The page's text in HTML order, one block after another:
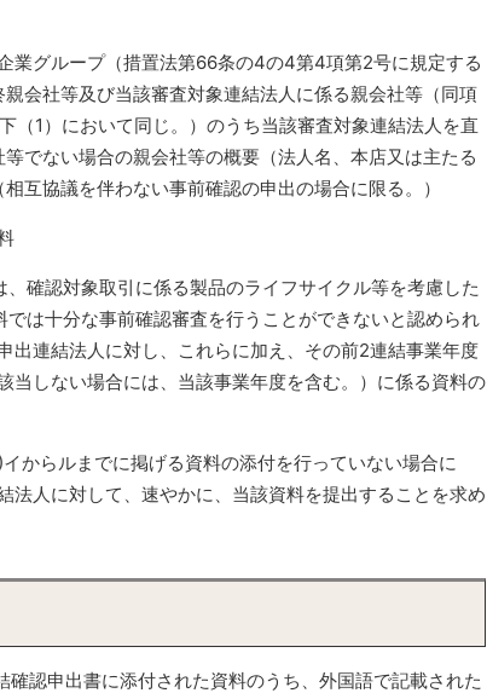
グループ（措置法第66条の4の4第4項第2号に規定する
会社等及び当該審査対象連結法人に係る親会社等（同項
（1）において同じ。）のうち当該審査対象連結法人を直
でない場合の親会社等の概要（法人名、本店又は主たる
互協議を伴わない事前確認の申出の場合に限る。）
確認対象取引に係る製品のライフサイクル等を考慮した
は十分な事前確認審査を行うことができないと認められ
出連結法人に対し、これらに加え、その前2連結事業年度
当しない場合には、当該事業年度を含む。）に係る資料の
からルまでに掲げる資料の添付を行っていない場合に
法人に対して、速やかに、当該資料を提出することを求め
認申出書に添付された資料のうち、外国語で記載された